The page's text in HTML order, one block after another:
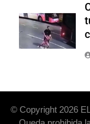
© Copyright 2026